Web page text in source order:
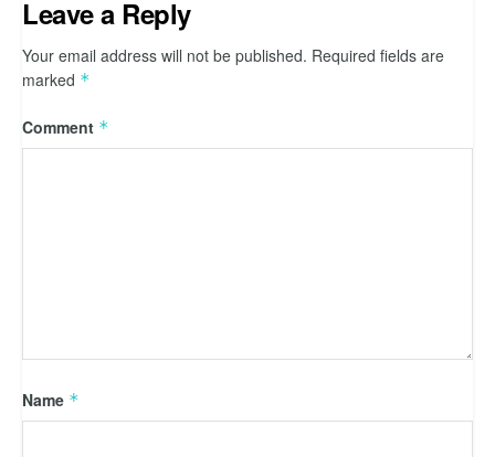
Leave a Reply
Your email address will not be published. Required fields are
marked *
Comment *
Name *